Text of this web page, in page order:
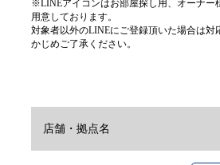
※LINEアイコンはお部屋探し用、オーナー
用意しております。
対象者以外のLINEにご登録頂いた場合は対
かじめご了承ください。
店舗・拠点名